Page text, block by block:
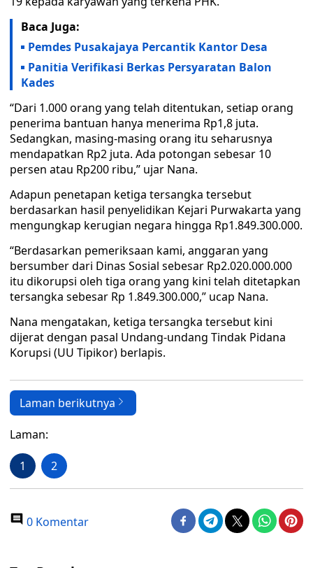
Baca Juga:
Pemdes Pusakajaya Percantik Kantor Desa
Panitia Verifikasi Berkas Persyaratan Balon
Kades
“Dari 1.000 orang yang telah ditentukan, setiap orang
penerima bantuan hanya menerima Rp1,8 juta.
Sedangkan, masing-masing orang itu seharusnya
mendapatkan Rp2 juta. Ada potongan sebesar 10
persen atau Rp200 ribu,” ujar Nana.
Adapun penetapan ketiga tersangka tersebut
berdasarkan hasil penyelidikan Kejari Purwakarta yang
mengungkap kerugian negara hingga Rp1.849.300.000.
“Berdasarkan pemeriksaan kami, anggaran yang
bersumber dari Dinas Sosial sebesar Rp2.020.000.000
itu dikorupsi oleh tiga orang yang kini telah ditetapkan
tersangka sebesar Rp 1.849.300.000,” ucap Nana.
Nana mengatakan, ketiga tersangka tersebut kini
dijerat dengan pasal Undang-undang Tindak Pidana
Korupsi (UU Tipikor) berlapis.
Laman berikutnya
Laman:
1 2
0 Komentar